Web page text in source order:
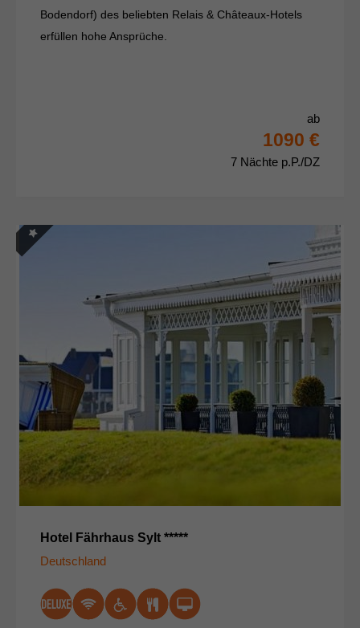
Bodendorf) des beliebten Relais & Châteaux-Hotels
erfüllen hohe Ansprüche.
ab
1090 €
7 Nächte p.P./DZ
Hotel Fährhaus Sylt *****
Deutschland